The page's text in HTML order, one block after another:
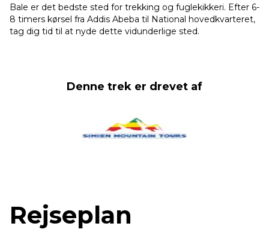
Bale er det bedste sted for trekking og fuglekikkeri. Efter 6-
8 timers kørsel fra Addis Abeba til National hovedkvarteret,
tag dig tid til at nyde dette vidunderlige sted.
Denne trek er drevet af
Rejseplan